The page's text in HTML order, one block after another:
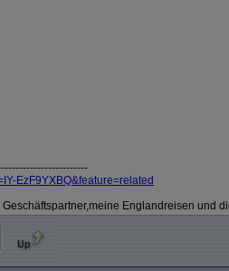
EzF9YXBQ&feature=related
Englandreisen und